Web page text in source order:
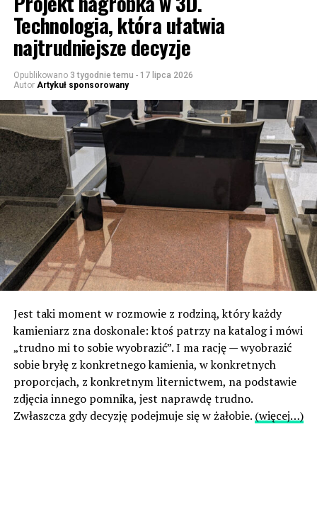
Technologia, która ułatwia
najtrudniejsze decyzje
Opublikowano 3 tygodnie temu - 17 lipca 2026
Autor Artykuł sponsorowany
Jest taki moment w rozmowie z rodziną, który każdy
kamieniarz zna doskonale: ktoś patrzy na katalog i mówi
„trudno mi to sobie wyobrazić”. I ma rację — wyobrazić
sobie bryłę z konkretnego kamienia, w konkretnych
proporcjach, z konkretnym liternictwem, na podstawie
zdjęcia innego pomnika, jest naprawdę trudno.
Zwłaszcza gdy decyzję podejmuje się w żałobie. (więcej…)